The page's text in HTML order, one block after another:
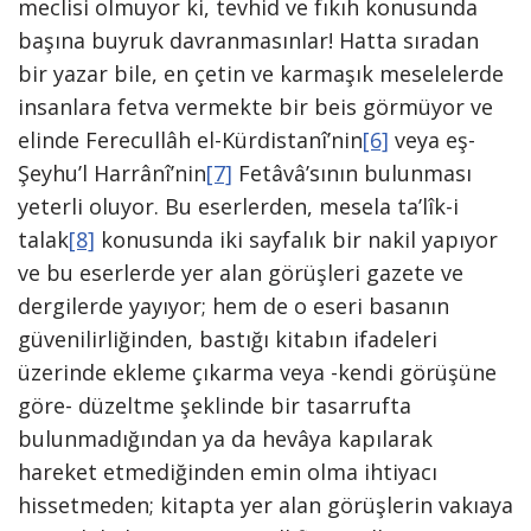
meclisi olmuyor ki, tevhid ve fıkıh konusunda
başına buyruk davranmasınlar! Hatta sıradan
bir yazar bile, en çetin ve karmaşık meselelerde
insanlara fetva vermekte bir beis görmüyor ve
elinde Ferecullâh el-Kürdistanî’nin[6] veya eş-
Şeyhu’l Harrânî’nin[7] Fetâvâ’sının bulunması
yeterli oluyor. Bu eserlerden, mesela ta’lîk-i
talak[8] konusunda iki sayfalık bir nakil yapıyor
ve bu eserlerde yer alan görüşleri gazete ve
dergilerde yayıyor; hem de o eseri basanın
güvenilirliğinden, bastığı kitabın ifadeleri
üzerinde ekleme çıkarma veya -kendi görüşüne
göre- düzeltme şeklinde bir tasarrufta
bulunmadığından ya da hevâya kapılarak
hareket etmediğinden emin olma ihtiyacı
hissetmeden; kitapta yer alan görüşlerin vakıaya